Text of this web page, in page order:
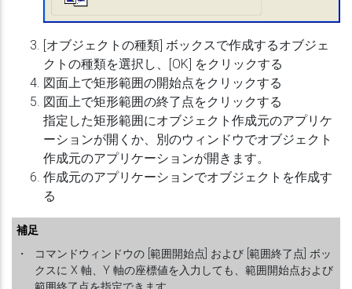
[オブジェクトの種類] ボックスで作成するオブジェ
クトの種類を選択し、[OK] をクリックする
図面上で矩形範囲の開始点をクリックする
図面上で矩形範囲の終了点をクリックする
指定した矩形範囲にオブジェクト作成元のアプリケ
ーションが開くか、別のウィンドウでオブジェクト
作成元のアプリケーションが開きます。
作成元のアプリケーションでオブジェクトを作成す
る
補足
・
コマンドウィンドウの [範囲開始点] および [範囲終了点] ボッ
クスに X 軸、Y 軸の座標値を入力しても、範囲開始点および